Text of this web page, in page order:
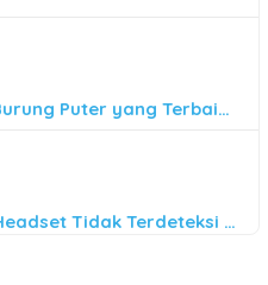
Puter yang Terbai…
Tidak Terdeteksi …